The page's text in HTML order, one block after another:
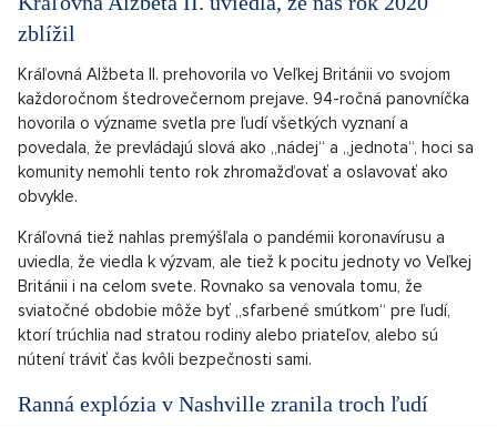
zblížil
Kráľovná Alžbeta II. prehovorila vo Veľkej Británii vo svojom
každoročnom štedrovečernom prejave. 94-ročná panovníčka
hovorila o význame svetla pre ľudí všetkých vyznaní a
povedala, že prevládajú slová ako „nádej“ a „jednota“, hoci sa
komunity nemohli tento rok zhromažďovať a oslavovať ako
obvykle.
Kráľovná tiež nahlas premýšľala o pandémii koronavírusu a
uviedla, že viedla k výzvam, ale tiež k pocitu jednoty vo Veľkej
Británii i na celom svete. Rovnako sa venovala tomu, že
sviatočné obdobie môže byť „sfarbené smútkom“ pre ľudí,
ktorí trúchlia nad stratou rodiny alebo priateľov, alebo sú
nútení tráviť čas kvôli bezpečnosti sami.
Ranná explózia v Nashville zranila troch ľudí